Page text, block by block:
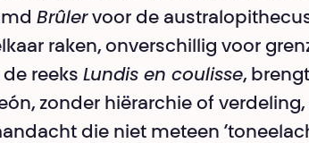
Brûlervoor de
raken, onverschillig voor
reeks Lundis en coulisse,
zonder hiërarchie of verdeling,
die niet meteen